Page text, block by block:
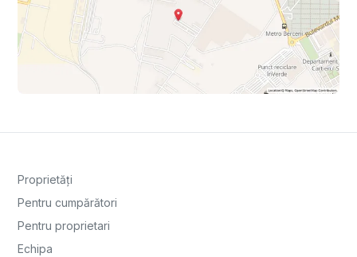
Proprietăți
Pentru cumpărători
Pentru proprietari
Echipa